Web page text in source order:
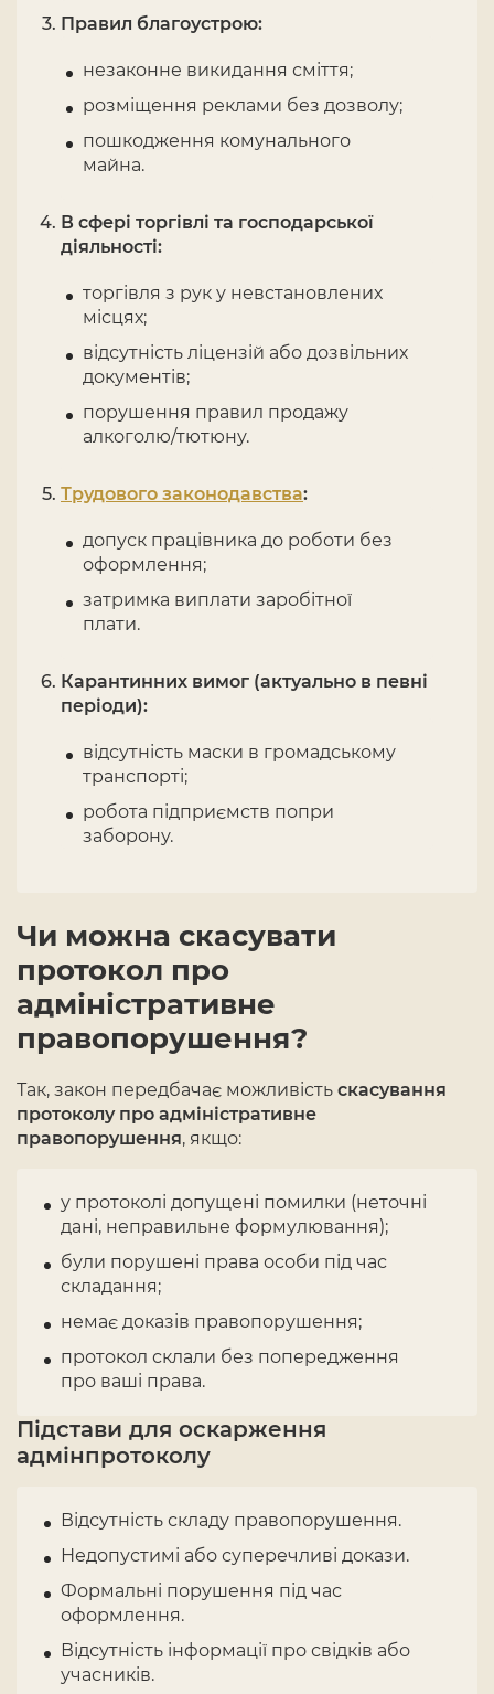
Правил благоустрою:
незаконне викидання сміття;
розміщення реклами без дозволу;
пошкодження комунального
майна.
В сфері торгівлі та господарської
діяльності:
торгівля з рук у невстановлених
місцях;
відсутність ліцензій або дозвільних
документів;
порушення правил продажу
алкоголю/тютюну.
Трудового законодавства:
допуск працівника до роботи без
оформлення;
затримка виплати заробітної
плати.
Карантинних вимог (актуально в певні
періоди):
відсутність маски в громадському
транспорті;
робота підприємств попри
заборону.
Чи можна скасувати
протокол про
адміністративне
правопорушення?
Так, закон передбачає можливість скасування
протоколу про адміністративне
правопорушення, якщо:
у протоколі допущені помилки (неточні
дані, неправильне формулювання);
були порушені права особи під час
складання;
немає доказів правопорушення;
протокол склали без попередження
про ваші права.
Підстави для оскарження
адмінпротоколу
Відсутність складу правопорушення.
Недопустимі або суперечливі докази.
Формальні порушення під час
оформлення.
Відсутність інформації про свідків або
учасників.